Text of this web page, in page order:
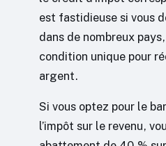
est fastidieuse si vous
dans de nombreux
condition unique pour
argent.
Si vous optez pour le
l’impôt sur le revenu,